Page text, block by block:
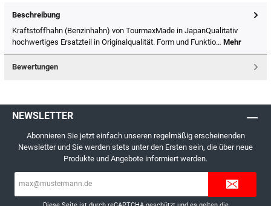
Beschreibung
Kraftstoffhahn (Benzinhahn) von TourmaxMade in JapanQualitativ
hochwertiges Ersatzteil in Originalqualität. Form und Funktio… Mehr
Bewertungen
NEWSLETTER
Abonnieren Sie jetzt einfach unseren regelmäßig erscheinenden
Newsletter und Sie werden stets unter den Ersten sein, die über neue
Produkte und Angebote informiert werden.